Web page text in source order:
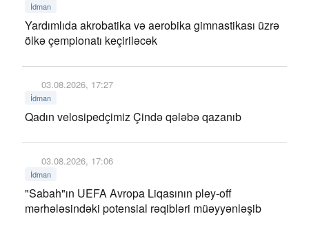
İdman
Yardımlıda akrobatika və aerobika gimnastikası üzrə
ölkə çempionatı keçiriləcək
03.08.2026, 17:27
İdman
Qadın velosipedçimiz Çində qələbə qazanıb
03.08.2026, 17:06
İdman
"Sabah"ın UEFA Avropa Liqasının pley-off
mərhələsindəki potensial rəqibləri müəyyənləşib